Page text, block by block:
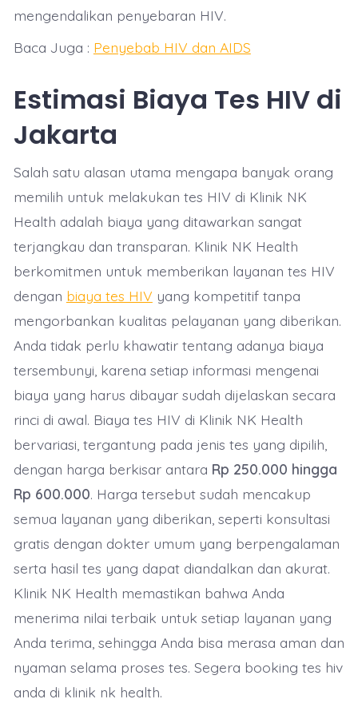
mengendalikan penyebaran HIV.
Baca Juga : Penyebab HIV dan AIDS
Estimasi Biaya Tes HIV di
Jakarta
Salah satu alasan utama mengapa banyak orang
memilih untuk melakukan tes HIV di Klinik NK
Health adalah biaya yang ditawarkan sangat
terjangkau dan transparan. Klinik NK Health
berkomitmen untuk memberikan layanan tes HIV
dengan biaya tes HIV yang kompetitif tanpa
mengorbankan kualitas pelayanan yang diberikan.
Anda tidak perlu khawatir tentang adanya biaya
tersembunyi, karena setiap informasi mengenai
biaya yang harus dibayar sudah dijelaskan secara
rinci di awal. Biaya tes HIV di Klinik NK Health
bervariasi, tergantung pada jenis tes yang dipilih,
dengan harga berkisar antara Rp 250.000 hingga
Rp 600.000. Harga tersebut sudah mencakup
semua layanan yang diberikan, seperti konsultasi
gratis dengan dokter umum yang berpengalaman
serta hasil tes yang dapat diandalkan dan akurat.
Klinik NK Health memastikan bahwa Anda
menerima nilai terbaik untuk setiap layanan yang
Anda terima, sehingga Anda bisa merasa aman dan
nyaman selama proses tes. Segera booking tes hiv
anda di klinik nk health.